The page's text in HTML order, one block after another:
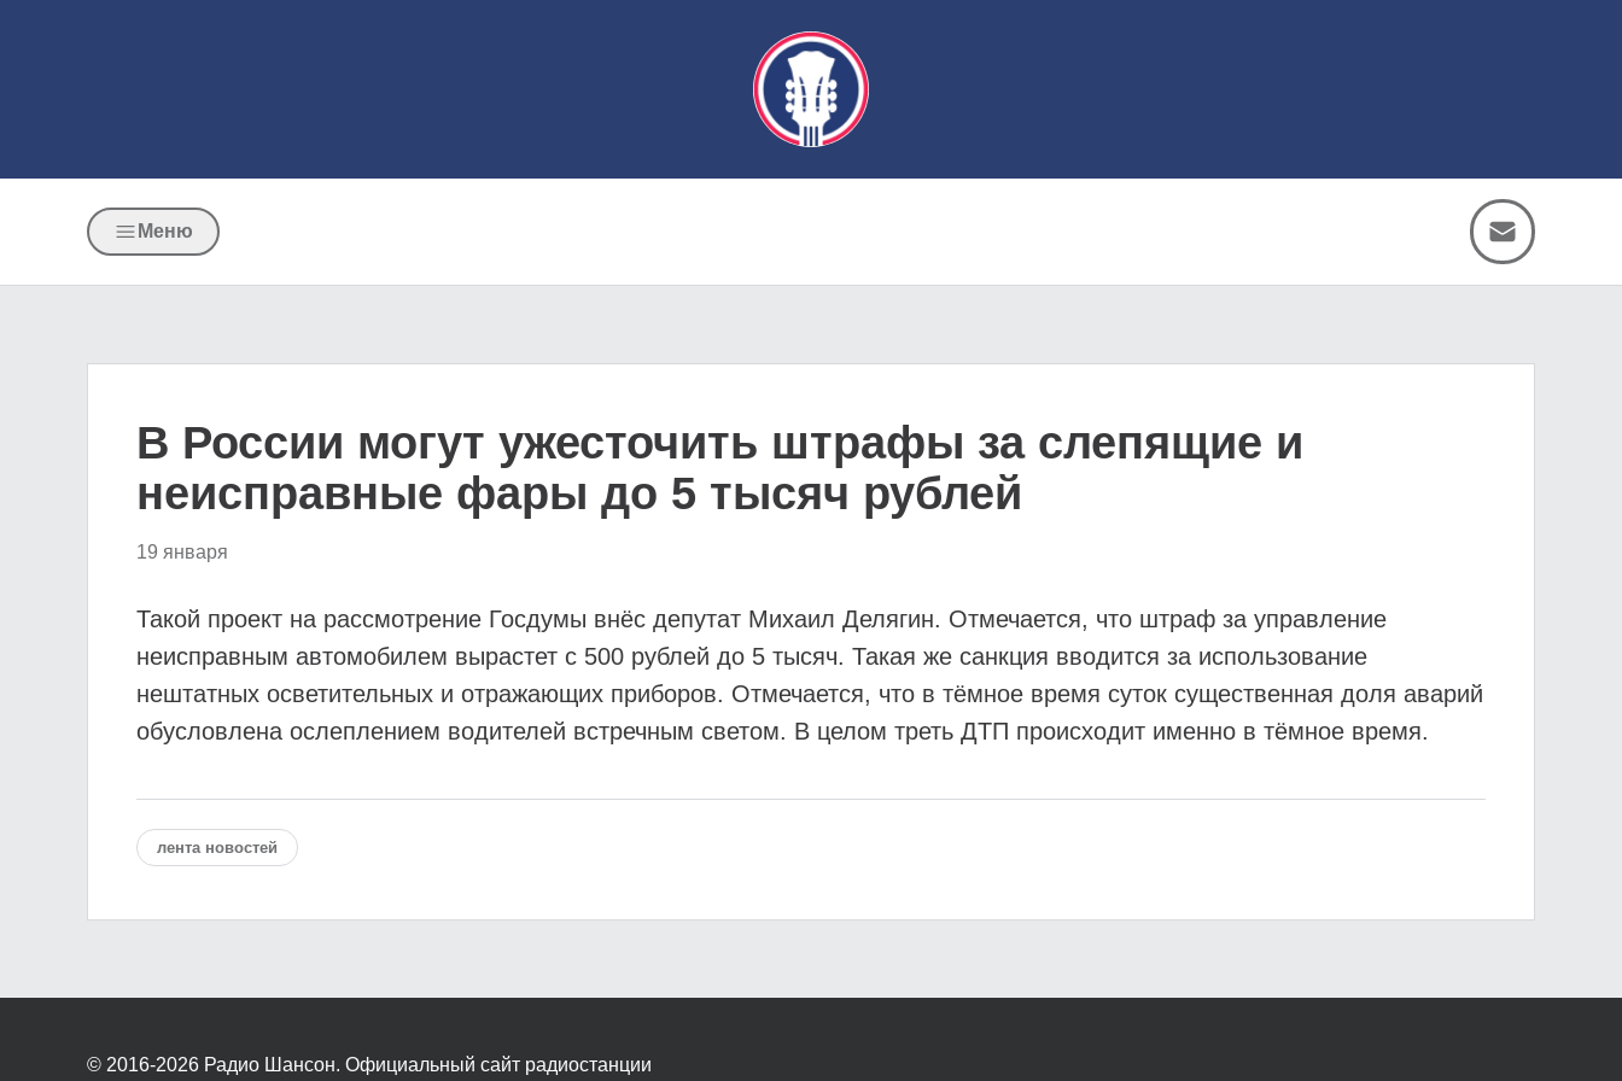
Меню
В России могут ужесточить штрафы за слепящие и
неисправные фары до 5 тысяч рублей
19 января
Такой проект на рассмотрение Госдумы внёс депутат Михаил Делягин. Отмечается, что штраф за управление
неисправным автомобилем вырастет с 500 рублей до 5 тысяч. Такая же санкция вводится за использование
нештатных осветительных и отражающих приборов. Отмечается, что в тёмное время суток существенная доля аварий
обусловлена ослеплением водителей встречным светом. В целом треть ДТП происходит именно в тёмное время.
лента новостей
© 2016-2026 Радио Шансон. Официальный сайт радиостанции